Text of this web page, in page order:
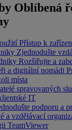
Oblíbená
Přístup k
Zjednodušte
Rozšiřujte a
a digitální nomádi
místa
spravovaných
IT
podporu a
a vzdělávací
TeamViewer